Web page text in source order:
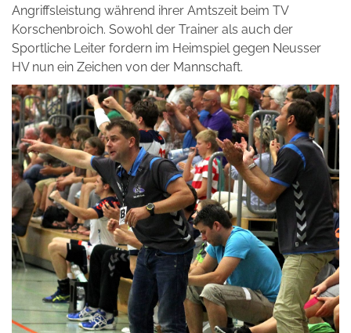
Angriffsleistung während ihrer Amtszeit beim TV
Korschenbroich. Sowohl der Trainer als auch der
Sportliche Leiter fordern im Heimspiel gegen Neusser
HV nun ein Zeichen von der Mannschaft.